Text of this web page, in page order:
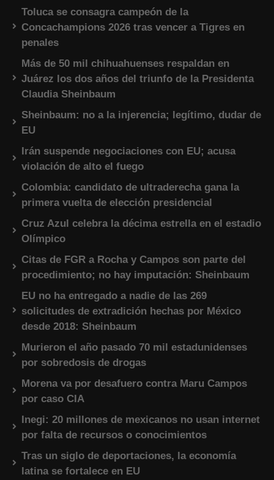
Toluca se consagra campeón de la
Concachampions 2026 tras vencer a Tigres en
penales
Más de 50 mil chihuahuenses respaldan en
Juárez los dos años del triunfo de la Presidenta
Claudia Sheinbaum
Sheinbaum: no a la injerencia; legítimo, dudar de
EU
Irán suspende negociaciones con EU; acusa
violación de alto el fuego
Colombia: candidato de ultraderecha gana la
primera vuelta de elección presidencial
Cruz Azul celebra la décima estrella en el estadio
Olímpico
Citas de FGR a Rocha y Campos son parte del
procedimiento; no hay imputación: Sheinbaum
EU no ha entregado a nadie de las 269
solicitudes de extradición hechas por México
desde 2018: Sheinbaum
Murieron el año pasado 70 mil estadunidenses
por sobredosis de drogas
Morena va por desafuero contra Maru Campos
por caso CIA
Inegi: 20 millones de mexicanos no usan internet
por falta de recursos o conocimientos
Tras un siglo de deportaciones, la economía
latina se fortalece en EU